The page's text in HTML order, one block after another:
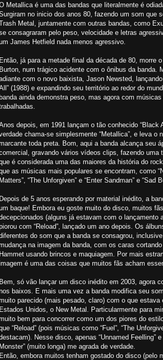
Metallica é uma das bandas que literalmente é
no inicio dos anos 80, fazendo um som que
Metal, juntamente com outras bandas, como
consagraram pelo peso, velocidade e letras
James Hetfield nada menos agressivo.
Então, já para a metade final da década de 80, morre
Burton, num trágico acidente com o ônibus da banda.
com o novo baixista, Jason Newsted,
(1988) e expandindo seu território ao redor do
ainda demonstra peso, mas agora com
depois, em 1991 lançam o tão conhecido “Black
chama-se simplesmente “Metallica”, e leva o
toda preta. Bom, aqui a banda alcança seu
gravando vários vídeos clips, fazendo uma
é considerada uma das maiores da história do
as músicas mais populares se encontram, como
Matters”, “The Unforgiven” e “Enter Sandman” e “Sad
Depois de 5 anos esperando por material inédito, a
baque! Embora eu goste muito do disco, muitos
(alguns já estavam com o lançamento
com “Reload”, lançado um ano depois. Os
do som que a banda se consagrou,
na imagem da banda, com os caras
Hammet usando brincos e maquiagem. Por mais
é uma das coisas que muitos fãs acham
Bem, só vão lançar um disco inédito em 2003, agora
baixos. E mais uma vez a banda modifica seu
parecido (mais pesado, claro) com o que estava
Estados Unidos, o New Metal. Particularmente para
bem para concorrer como um dos piores do
“Reload” (pois músicas como “Fuel”, “The
Nesse disco, apenas “Unnamed Feelling”
Monster” (muito longa) me agrada de verdade.
Então, embora muitos tenham gostado do disco (pelo